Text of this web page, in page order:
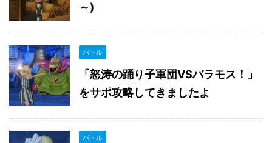
～)
バトル
「怒涛の踊り子軍団VSバラモス！」
をサポ攻略してきましたよ
バトル